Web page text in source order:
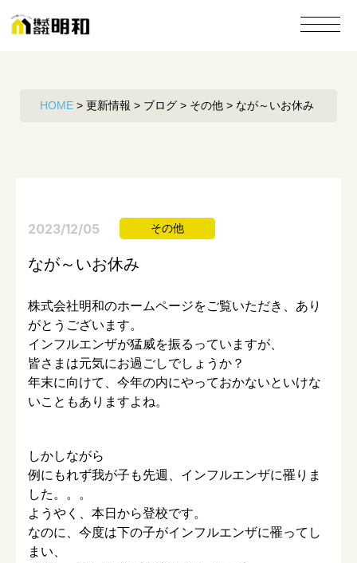
HOME > 更新情報 > ブログ > その他 > なが～いお休み
2023/12/05 その他
なが～いお休み
株式会社明和のホームページをご覧いただき、あり
がとうございます。
インフルエンザが猛威を振るっていますが、
皆さまは元気にお過ごしでしょうか？
年末に向けて、今年の内にやっておかないといけな
いこともありますよね。
しかしながら
例にもれず我が子も先週、インフルエンザに罹りま
した。。。
ようやく、本日から登校です。
なのに、今度は下の子がインフルエンザに罹ってし
まい、